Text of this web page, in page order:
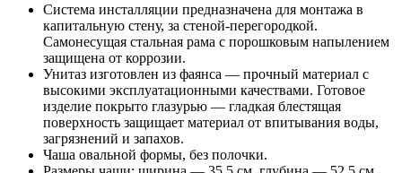
Система инсталляции предназначена для монтажа в
капитальную стену, за стеной-перегородкой.
Самонесущая стальная рама с порошковым напылением
защищена от коррозии.
Унитаз изготовлен из фаянса — прочный материал с
высокими эксплуатационными качествами. Готовое
изделие покрыто глазурью — гладкая блестящая
поверхность защищает материал от впитывания воды,
загрязнений и запахов.
Чаша овальной формы, без полочки.